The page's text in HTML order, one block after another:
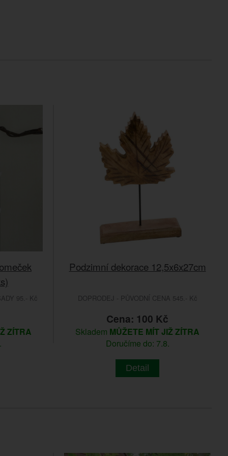
95.- Kč
ZÍTRA
Podzimní dekorace 12,5x6x27cm
DOPRODEJ - PŮVODNÍ CENA 545.- Kč
Cena: 100 Kč
Skladem MŮŽETE MÍT JIŽ ZÍTRA
Doručíme do: 7.8.
Detail